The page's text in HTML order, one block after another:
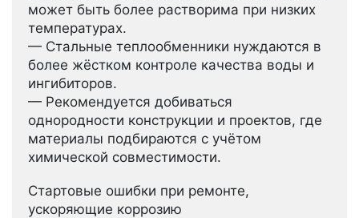
может быть более растворима при низких
температурах.
— Стальные теплообменники нуждаются в
более жёстком контроле качества воды и
ингибиторов.
— Рекомендуется добиваться
однородности конструкции и проектов, где
материалы подбираются с учётом
химической совместимости.
Стартовые ошибки при ремонте,
ускоряющие коррозию